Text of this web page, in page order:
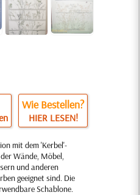
Wie Bestellen?
HIER LESEN!
mit dem 'Kerbel'-
Wände, Möbel,
und anderen
geeignet sind. Die
Schablone.